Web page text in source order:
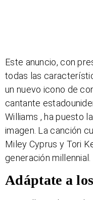
Este anuncio, con
todas las
un nuevo icono de
cantante
Williams , ha puesto
imagen. La canción
Miley Cyprus y Tori
generación millennial.
Adáptate a